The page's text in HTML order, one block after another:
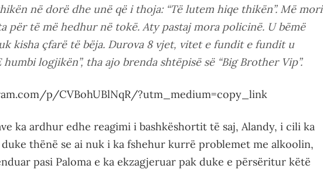
në dorë dhe unë që i thoja: “Të lutem hiqe thikën”. Më mori
për të më hedhur në tokë. Aty pastaj mora policinë. U bëmë
kisha çfarë të bëja. Durova 8 vjet, vitet e fundit e fundit u
humbi logjikën”, tha ajo brenda shtëpisë së “Big Brother Vip”.
p/CVBohUBlNqR/?utm_medium=copy_link
ka ardhur edhe reagimi i bashkëshortit të saj, Alandy, i cili ka
thënë se ai nuk i ka fshehur kurrë problemet me alkoolin,
pasi Paloma e ka ekzagjeruar pak duke e përsëritur këtë